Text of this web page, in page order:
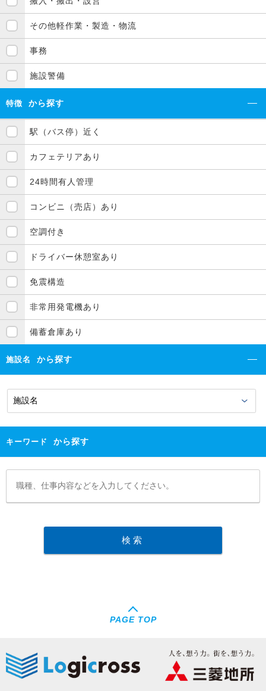
その他軽作業・製造・物流
事務
施設警備
特徴 から探す
駅（バス停）近く
カフェテリアあり
24時間有人管理
コンビニ（売店）あり
空調付き
ドライバー休憩室あり
免震構造
非常用発電機あり
備蓄倉庫あり
施設名 から探す
キーワード から探す
PAGE TOP